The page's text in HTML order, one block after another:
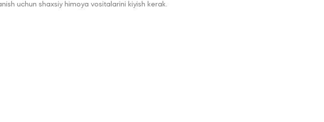
uchun shaxsiy himoya vositalarini kiyish kerak.